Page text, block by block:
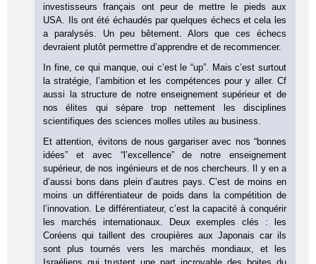
investisseurs français ont peur de mettre le pieds aux
USA. Ils ont été échaudés par quelques échecs et cela les
a paralysés. Un peu bêtement. Alors que ces échecs
devraient plutôt permettre d’apprendre et de recommencer.
In fine, ce qui manque, oui c’est le “up”. Mais c’est surtout
la stratégie, l’ambition et les compétences pour y aller. Cf
aussi la structure de notre enseignement supérieur et de
nos élites qui sépare trop nettement les disciplines
scientifiques des sciences molles utiles au business.
Et attention, évitons de nous gargariser avec nos “bonnes
idées” et avec “l’excellence” de notre enseignement
supérieur, de nos ingénieurs et de nos chercheurs. Il y en a
d’aussi bons dans plein d’autres pays. C’est de moins en
moins un différentiateur de poids dans la compétition de
l’innovation. Le différentiateur, c’est la capacité à conquérir
les marchés internationaux. Deux exemples clés : les
Coréens qui taillent des croupières aux Japonais car ils
sont plus tournés vers les marchés mondiaux, et les